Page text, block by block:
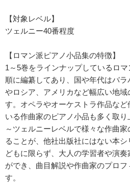
【対象レベル】
ツェルニー40番程度
【ロマン派ピアノ小品集の特徴】
1～5巻をラインナップしているロ
順に編纂してあり、国や年代はバ
やロシア、アメリカなど幅広い地域
す。オペラやオーケストラ作品な
いる作曲家のピアノ小品も多く取
～ツェルニーレベルで様々な作曲
ることが、他社出版社にはない本
どもに限らず、大人の学習者や演
ができ、曲目解説や作曲家のプロ
す。